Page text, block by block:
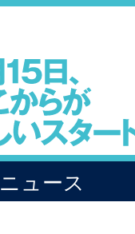
ニュース